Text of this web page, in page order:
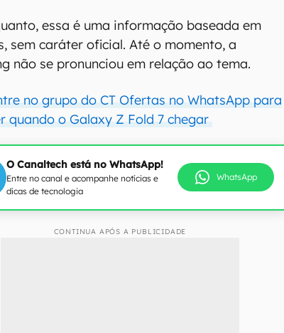
essa é uma informação baseada em
sem caráter oficial. Até o momento, a
não se pronunciou em relação ao tema.
no grupo do CT Ofertas no WhatsApp para
quando o Galaxy Z Fold 7 chegar
O Canaltech está no WhatsApp!
Entre no canal e acompanhe notícias e
dicas de tecnologia
WhatsApp
CONTINUA APÓS A PUBLICIDADE